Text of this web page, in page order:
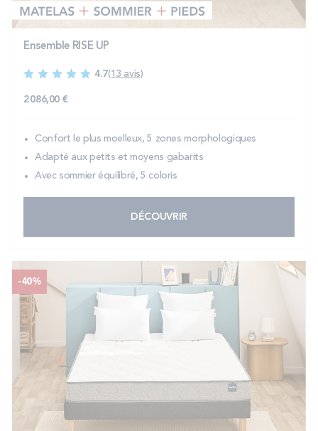
Ensemble RISE UP
4.7(13 avis)
2 086,00 €
Confort le plus moelleux, 5 zones morphologiques
Adapté aux petits et moyens gabarits
Avec sommier équilibré, 5 coloris
DÉCOUVRIR
-40%